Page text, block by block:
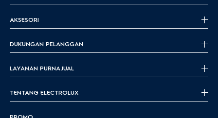
AKSESORI
DUKUNGAN PELANGGAN
LAYANAN PURNA JUAL
TENTANG ELECTROLUX